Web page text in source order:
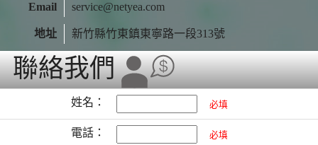
Email service@netyea.com
地址 新竹縣竹東鎮東寧路一段313號
聯絡我們
姓名： 必填
電話： 必填